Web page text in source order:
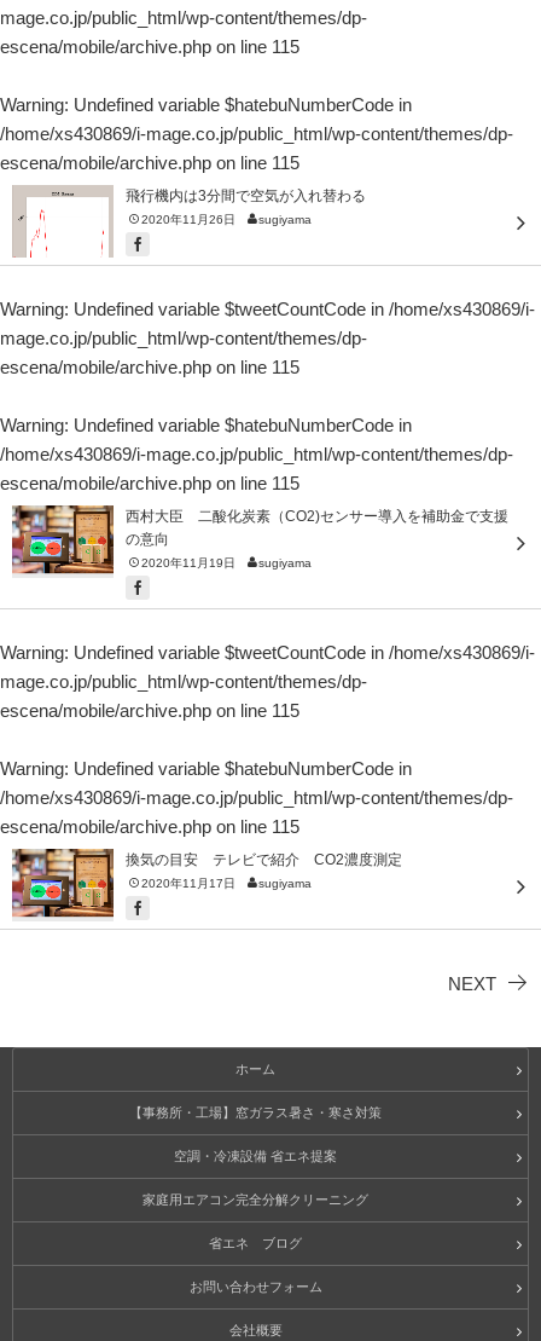
mage.co.jp/public_html/wp-content/themes/dp-
escena/mobile/archive.php on line 115
Warning: Undefined variable $hatebuNumberCode in
/home/xs430869/i-mage.co.jp/public_html/wp-content/themes/dp-
escena/mobile/archive.php on line 115
飛行機内は3分間で空気が入れ替わる
2020年11月26日 sugiyama
Warning: Undefined variable $tweetCountCode in /home/xs430869/i-
mage.co.jp/public_html/wp-content/themes/dp-
escena/mobile/archive.php on line 115
Warning: Undefined variable $hatebuNumberCode in
/home/xs430869/i-mage.co.jp/public_html/wp-content/themes/dp-
escena/mobile/archive.php on line 115
西村大臣 二酸化炭素（CO2)センサー導入を補助金で支援
の意向
2020年11月19日 sugiyama
Warning: Undefined variable $tweetCountCode in /home/xs430869/i-
mage.co.jp/public_html/wp-content/themes/dp-
escena/mobile/archive.php on line 115
Warning: Undefined variable $hatebuNumberCode in
/home/xs430869/i-mage.co.jp/public_html/wp-content/themes/dp-
escena/mobile/archive.php on line 115
換気の目安 テレビで紹介 CO2濃度測定
2020年11月17日 sugiyama
NEXT
ホーム
【事務所・工場】窓ガラス暑さ・寒さ対策
空調・冷凍設備 省エネ提案
家庭用エアコン完全分解クリーニング
省エネ ブログ
お問い合わせフォーム
会社概要